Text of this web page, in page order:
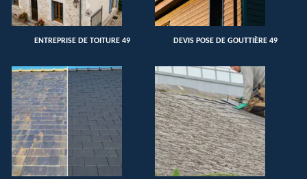
ENTREPRISE DE TOITURE 49 DEVIS POSE DE GOUTTIÈRE 49